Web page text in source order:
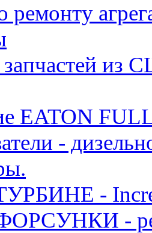
ремонту
запчастей
EATON
-
-
-